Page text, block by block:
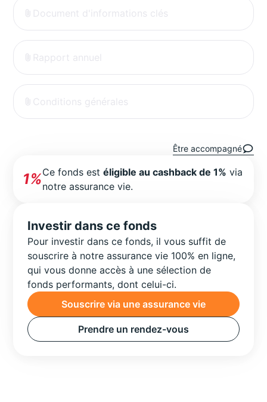
Document d'informations clés
Rapport annuel
Conditions générales
Être accompagné
1%Ce fonds estéligible au cashback de 1% via
notre assurance vie.
Investir dans ce fonds
Pour investir dans ce fonds, il vous suffit de
souscrire à notre assurance vie 100% en ligne,
qui vous donne accès à une sélection de
fonds performants, dont celui-ci.
Souscrire via une assurance vie
Prendre un rendez-vous